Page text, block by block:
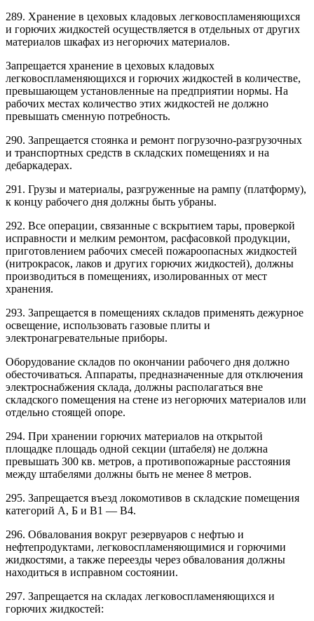
289. Хранение в цеховых кладовых легковоспламеняющихся
и горючих жидкостей осуществляется в отдельных от других
материалов шкафах из негорючих материалов.
Запрещается хранение в цеховых кладовых
легковоспламеняющихся и горючих жидкостей в количестве,
превышающем установленные на предприятии нормы. На
рабочих местах количество этих жидкостей не должно
превышать сменную потребность.
290. Запрещается стоянка и ремонт погрузочно-разгрузочных
и транспортных средств в складских помещениях и на
дебаркадерах.
291. Грузы и материалы, разгруженные на рампу (платформу),
к концу рабочего дня должны быть убраны.
292. Все операции, связанные с вскрытием тары, проверкой
исправности и мелким ремонтом, расфасовкой продукции,
приготовлением рабочих смесей пожароопасных жидкостей
(нитрокрасок, лаков и других горючих жидкостей), должны
производиться в помещениях, изолированных от мест
хранения.
293. Запрещается в помещениях складов применять дежурное
освещение, использовать газовые плиты и
электронагревательные приборы.
Оборудование складов по окончании рабочего дня должно
обесточиваться. Аппараты, предназначенные для отключения
электроснабжения склада, должны располагаться вне
складского помещения на стене из негорючих материалов или
отдельно стоящей опоре.
294. При хранении горючих материалов на открытой
площадке площадь одной секции (штабеля) не должна
превышать 300 кв. метров, а противопожарные расстояния
между штабелями должны быть не менее 8 метров.
295. Запрещается въезд локомотивов в складские помещения
категорий А, Б и В1 — В4.
296. Обвалования вокруг резервуаров с нефтью и
нефтепродуктами, легковоспламеняющимися и горючими
жидкостями, а также переезды через обвалования должны
находиться в исправном состоянии.
297. Запрещается на складах легковоспламеняющихся и
горючих жидкостей: